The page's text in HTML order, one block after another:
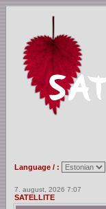
Language / :
7. august, 2026 7:07
SATELLITE